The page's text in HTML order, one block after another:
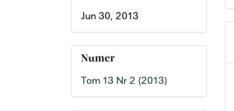
Jun 30, 2013
Numer
Tom 13 Nr 2 (2013)